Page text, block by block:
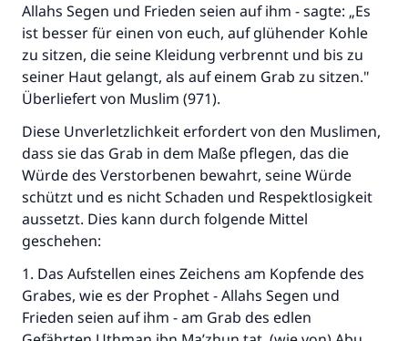
Allahs Segen und Frieden seien auf ihm - sagte: „Es
ist besser für einen von euch, auf glühender Kohle
zu sitzen, die seine Kleidung verbrennt und bis zu
seiner Haut gelangt, als auf einem Grab zu sitzen."
Überliefert von Muslim (971).
Diese Unverletzlichkeit erfordert von den Muslimen,
dass sie das Grab in dem Maße pflegen, das die
Würde des Verstorbenen bewahrt, seine Würde
schützt und es nicht Schaden und Respektlosigkeit
aussetzt. Dies kann durch folgende Mittel
geschehen:
1. Das Aufstellen eines Zeichens am Kopfende des
Grabes, wie es der Prophet - Allahs Segen und
Frieden seien auf ihm - am Grab des edlen